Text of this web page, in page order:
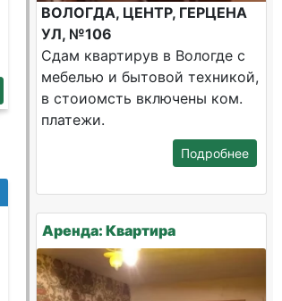
ВОЛОГДА, ЦЕНТР, ГЕРЦЕНА
УЛ, №106
Сдам квартирув в Вологде с
мебелью и бытовой техникой,
в стоиомсть включены ком.
платежи.
Подробнее
Аренда: Квартира